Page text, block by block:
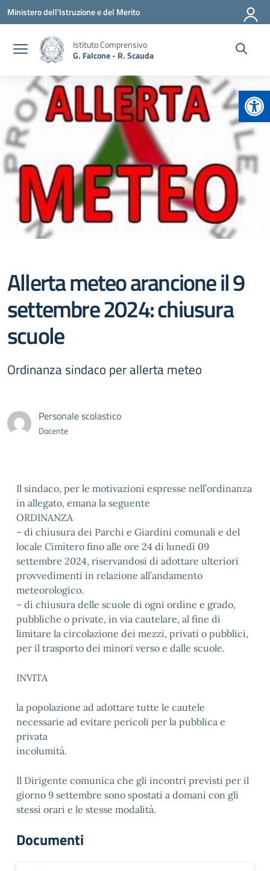
Vai ai contenuti
Vai al menu di navigazione
Vai al footer
Ministero dell'Istruzione e del Merito
Istituto Comprensivo
G. Falcone - R. Scauda
Allerta meteo arancione il 9
settembre 2024: chiusura
scuole
Ordinanza sindaco per allerta meteo
Personale scolastico
Docente
Il sindaco, per le motivazioni espresse nell’ordinanza
in allegato, emana la seguente
ORDINANZA
– di chiusura dei Parchi e Giardini comunali e del
locale Cimitero fino alle ore 24 di lunedì 09
settembre 2024, riservandosi di adottare ulteriori
provvedimenti in relazione all’andamento
meteorologico.
– di chiusura delle scuole di ogni ordine e grado,
pubbliche o private, in via cautelare, al fine di
limitare la circolazione dei mezzi, privati o pubblici,
per il trasporto dei minori verso e dalle scuole.
INVITA
la popolazione ad adottare tutte le cautele
necessarie ad evitare pericoli per la pubblica e
privata
incolumità.
Il Dirigente comunica che gli incontri previsti per il
giorno 9 settembre sono spostati a domani con gli
stessi orari e le stesse modalità.
Documenti